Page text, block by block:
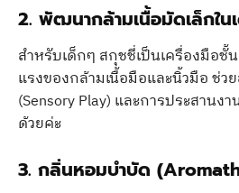
2. พัฒนากล้ามเนื้อมัดเล็กใน
สำหรับเด็กๆ สกุชชี่เป็นเครื่องมือชั้
แรงของกล้ามเนื้อมือและนิ้วมือ ช่ว
(Sensory Play) และการประสานง
ด้วยค่ะ
3. กลิ่นหอมบำบัด